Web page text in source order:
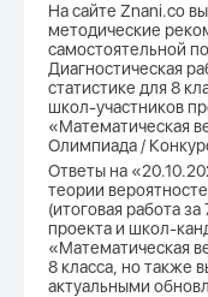
На сайте Znani.co
методические
самостоятельной
Диагностическая
статистике для 8
школ-участников
«Математическая
Олимпиада /
Ответы на
теории
(итоговая работа
проекта и школ-
«Математическая
8 класса, но также
актуальными